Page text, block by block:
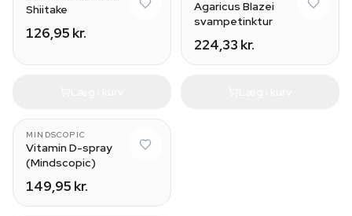
Shiitake
126,95 kr.
Agaricus Blazei
svampetinktur
224,33 kr.
MINDSCOPIC
Vitamin D-spray
(Mindscopic)
149,95 kr.